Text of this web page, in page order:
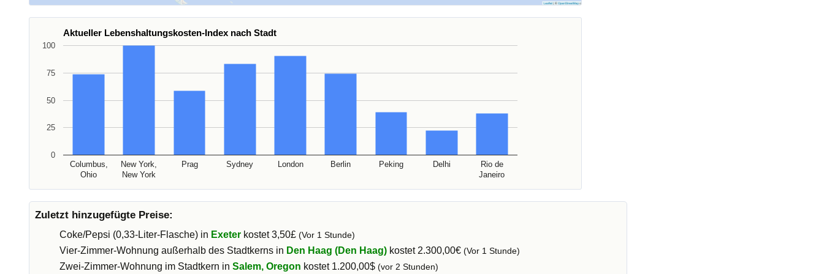
Aktueller Lebenshaltungskosten-Index nach Stadt
Columbus,
Ohio
New York,
New York
Prag Sydney London Berlin Peking Delhi
Rio de
Janeiro
0
25
50
75
100
Zuletzt hinzugefügte Preise:
Coke/Pepsi (0,33-Liter-Flasche) in Exeter kostet 3,50£ (Vor 1 Stunde)
Vier-Zimmer-Wohnung außerhalb des Stadtkerns in Den Haag (Den Haag) kostet 2.300,00€ (Vor 1 Stunde)
Zwei-Zimmer-Wohnung im Stadtkern in Salem, Oregon kostet 1.200,00$ (vor 2 Stunden)